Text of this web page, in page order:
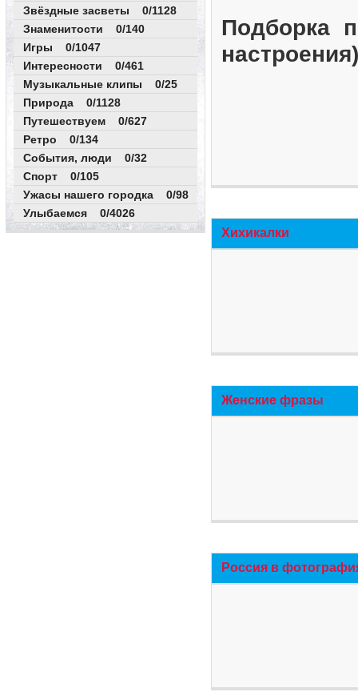
Звёздные засветы 0/1128
Знаменитости 0/140
Игры 0/1047
Интересности 0/461
Музыкальные клипы 0/25
Природа 0/1128
Путешествуем 0/627
Ретро 0/134
События, люди 0/32
Спорт 0/105
Ужасы нашего городка 0/98
Улыбаемся 0/4026
Подборка
Хихикалки
Женские фразы
Россия в